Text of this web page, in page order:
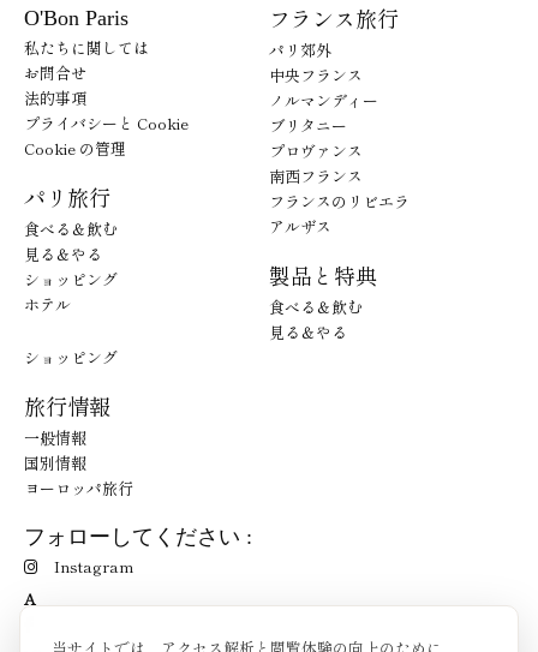
O'Bon Paris
私たちに関しては
お問合せ
法的事項
プライバシーと Cookie
Cookie の管理
パリ旅行
食べる＆飲む
見る＆やる
ショッピング
ホテル
フランス旅行
パリ郊外
中央フランス
ノルマンディー
ブリタニー
プロヴァンス
南西フランス
フランスのリビエラ
アルザス
製品と特典
食べる＆飲む
見る＆やる
ショッピング
旅行情報
一般情報
国別情報
ヨーロッパ旅行
フォローしてください :
Instagram
A